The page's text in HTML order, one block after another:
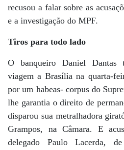
recusou a falar sobre as
e a investigação do MPF.
Tiros para todo lado
O banqueiro Daniel
viagem a Brasília na quarta-
por um habeas- corpus do
lhe garantia o direito de
disparou sua metralhadora
Grampos, na Câmara. E
delegado Paulo Lacerda,